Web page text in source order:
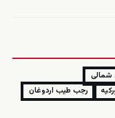
شمالی
رجب طيب اردوغان